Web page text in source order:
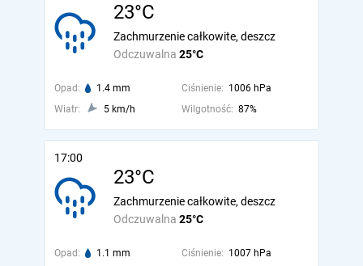
23°C
Odczuwalna 25°C
Zachmurzenie całkowite, deszcz
Opad: 1.4 mm Ciśnienie: 1006 hPa
Wiatr:
5 km/h Wilgotność: 87%
17:00
23°C
Odczuwalna 25°C
Zachmurzenie całkowite, deszcz
Opad: 1.1 mm Ciśnienie: 1007 hPa